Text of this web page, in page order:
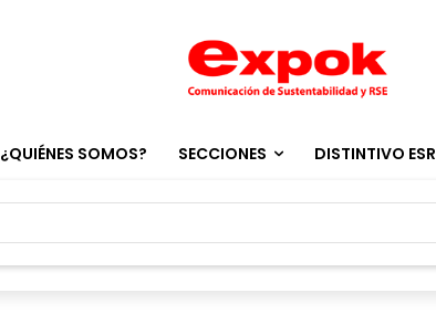
¿QUIÉNES SOMOS? SECCIONES DISTINTIVO ESR